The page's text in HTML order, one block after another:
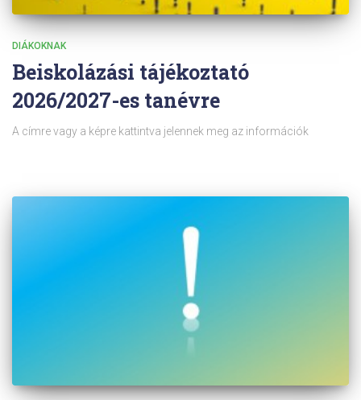
DIÁKOKNAK
Beiskolázási tájékoztató
2026/2027-es tanévre
A címre vagy a képre kattintva jelennek meg az információk